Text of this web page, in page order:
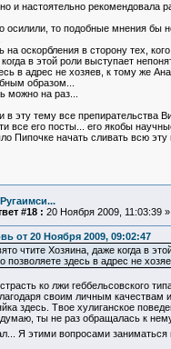
и настоятельно рекомендовала
осилили, то подобные мнения бы
на оскорбления в сторону тех,
в этой роли выступает
в адрес не хозяев, к тому же
образом...
можно на раз...
в эту тему все препирательства
все его посты... его якобы
Пипочке начать сливать всю
#18 : 20 Ноября 2009, 11:03:39 »
от 20 Ноября 2009, 09:02:47
чтите Хозяина, даже когда в
позволяете здесь в адрес не
ко лжи геббельсовского
своим личным качествам
здесь. Твое хулиганское
ты не раз обращалась к
Я этими вопросами